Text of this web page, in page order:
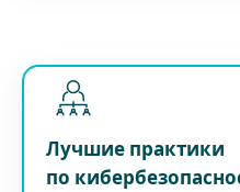
Лучшие практики
по